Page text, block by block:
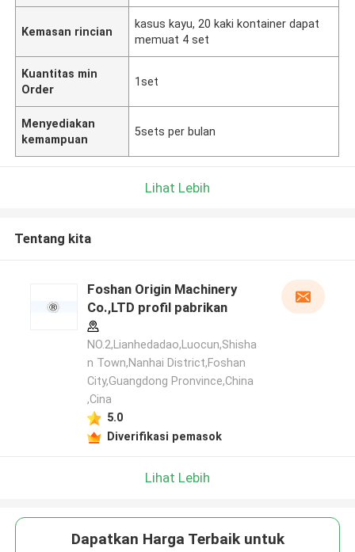
Kemasan rincian
kasus kayu, 20 kaki kontainer dapat
memuat 4 set
Kuantitas min
Order
1set
Menyediakan
kemampuan
5sets per bulan
Lihat Lebih
Tentang kita
Foshan Origin Machinery
Co.,LTD profil pabrikan
NO.2,Lianhedadao,Luocun,Shisha
n Town,Nanhai District,Foshan
City,Guangdong Pronvince,China
,Cina
5.0
Diverifikasi pemasok
Lihat Lebih
Dapatkan Harga Terbaik untuk